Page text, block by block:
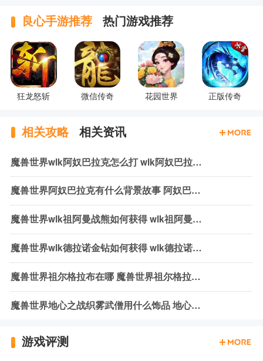
良心手游推荐 热门游戏推荐
狂龙怒斩 微信传奇 花园世界 正版传奇
相关攻略 相关资讯
魔兽世界wlk阿奴巴拉克怎么打 wlk阿奴巴拉克机制与打法
魔兽世界阿奴巴拉克有什么背景故事 阿奴巴拉克背景故事介绍
魔兽世界wlk祖阿曼战熊如何获得 wlk祖阿曼战熊获取方式介绍
魔兽世界wlk德拉诺金钻如何获得 wlk德拉诺金钻获取方法介绍
魔兽世界祖尔格拉布在哪 魔兽世界祖尔格拉布位置介绍
魔兽世界地心之战织雾武僧用什么饰品 地心之战织雾武僧饰品推荐
游戏评测